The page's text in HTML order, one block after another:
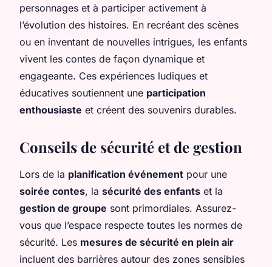
personnages et à participer activement à
l’évolution des histoires. En recréant des scènes
ou en inventant de nouvelles intrigues, les enfants
vivent les contes de façon dynamique et
engageante. Ces expériences ludiques et
éducatives soutiennent une participation
enthousiaste et créent des souvenirs durables.
Conseils de sécurité et de gestion
Lors de la planification événement pour une
soirée contes, la sécurité des enfants et la
gestion de groupe sont primordiales. Assurez-
vous que l’espace respecte toutes les normes de
sécurité. Les mesures de sécurité en plein air
incluent des barrières autour des zones sensibles